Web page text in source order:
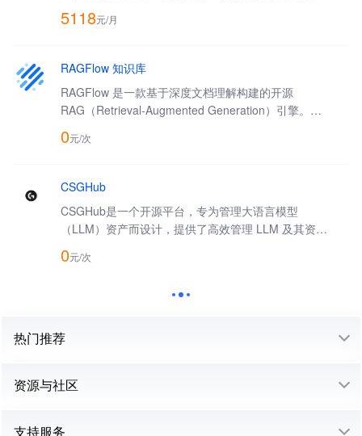
台，通过结合LLM大模型强大语义理解、知识增强与多
模态处理能力，从而实现运维相关的问答和操作。
5118元/月
RAGFlow 知识库
RAGFlow 是一款基于深度文档理解构建的开源
RAG（Retrieval-Augmented Generation）引擎。
RAGFlow 可以为各种规模的企业及个人提供一套精简
的 RAG 工作流程，结合大语言模型（LLM）针对用户
的引用。
0元/次
CSGHub
CSGHub是一个开源平台，专为管理大语言模型
（LLM）资产而设计，提供了高效管理 LLM 及其资产
（如数据集、应用空间、代码等）的方式。用户可以通
过网页界面、git 命令行、自然语言聊天机器人，或
0元/次
热门推荐
资源与社区
支持服务